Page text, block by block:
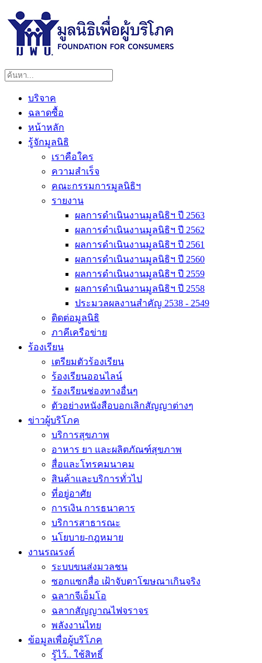
บริจาค
ฉลาดซื้อ
หน้าหลัก
รู้จักมูลนิธิ
เราคือใคร
ความสำเร็จ
คณะกรรมการมูลนิธิฯ
รายงาน
ผลการดำเนินงานมูลนิธิฯ ปี 2563
ผลการดำเนินงานมูลนิธิฯ ปี 2562
ผลการดำเนินงานมูลนิธิฯ ปี 2561
ผลการดำเนินงานมูลนิธิฯ ปี 2560
ผลการดำเนินงานมูลนิธิฯ ปี 2559
ผลการดำเนินงานมูลนิธิฯ ปี 2558
ประมวลผลงานสำคัญ 2538 - 2549
ติดต่อมูลนิธิ
ภาคีเครือข่าย
ร้องเรียน
เตรียมตัวร้องเรียน
ร้องเรียนออนไลน์
ร้องเรียนช่องทางอื่นๆ
ตัวอย่างหนังสือบอกเลิกสัญญาต่างๆ
ข่าวผู้บริโภค
บริการสุขภาพ
อาหาร ยา และผลิตภัณฑ์สุขภาพ
สื่อและโทรคมนาคม
สินค้าและบริการทั่วไป
ที่อยู่อาศัย
การเงิน การธนาคาร
บริการสาธารณะ
นโยบาย-กฎหมาย
งานรณรงค์
ระบบขนส่งมวลชน
ซอกแซกสื่อ เฝ้าจับตาโฆษณาเกินจริง
ฉลากจีเอ็มโอ
ฉลากสัญญาณไฟจราจร
พลังงานไทย
ข้อมูลเพื่อผู้บริโภค
รู้ไว้.. ใช้สิทธิ์